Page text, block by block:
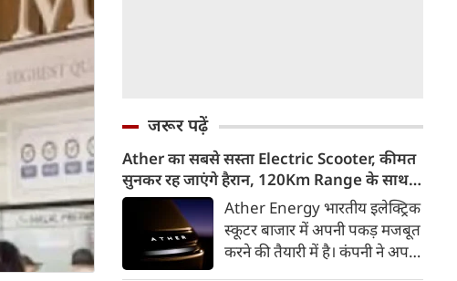
जरूर पढ़ें
Ather का सबसे सस्ता Electric Scooter, कीमत
सुनकर रह जाएंगे हैरान, 120Km Range के साथ
आएगा Konarc Ather Energy भारतीय इलेक्ट्रिक
स्कूटर बाजार में अपनी पकड़ मजबूत
करने की तैयारी में है। कंपनी ने अपने